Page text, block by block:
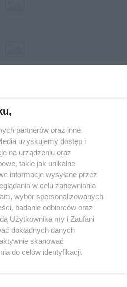
nie może być powielany i
w jakikolwiek sposób (w
na jakimkolwiek polu
włącznie z umieszczaniem w
praw. Jakiekolwiek użycie lub
lub w części z naruszeniem prawa,
pod groźbą kary i może być
partnerów oraz inne
uzyskujemy dostęp i
na urządzeniu oraz
takie jak unikalne
informacje wysyłane przez
w celu zapewniania
wybór spersonalizowanych
badanie odbiorców oraz
Użytkownika my i Zaufani
dokładnych danych
skanować
do celów identyfikacji.